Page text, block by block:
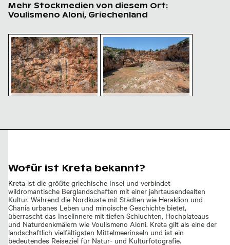
Mehr Stockmedien von diesem Ort:
Voulismeno Aloni, Griechenland
Naturdenkmal Voulismeno Aloni auf Kreta,
Naturdenkmal Voulismeno
Wofür ist Kreta bekannt?
Kreta ist die größte griechische Insel und verbindet
wildromantische Berglandschaften mit einer jahrtausendealten
Kultur. Während die Nordküste mit Städten wie Heraklion und
Chania urbanes Leben und minoische Geschichte bietet,
überrascht das Inselinnere mit tiefen Schluchten, Hochplateaus
und Naturdenkmälern wie Voulismeno Aloni. Kreta gilt als eine der
landschaftlich vielfältigsten Mittelmeerinseln und ist ein
bedeutendes Reiseziel für Natur- und Kulturfotografie.